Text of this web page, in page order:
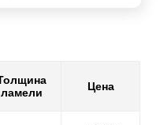
ламели
Цена